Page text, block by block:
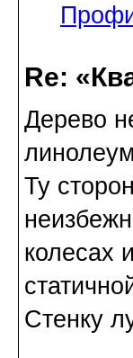
Re:
Дерево
Ту
колесах
Стенку